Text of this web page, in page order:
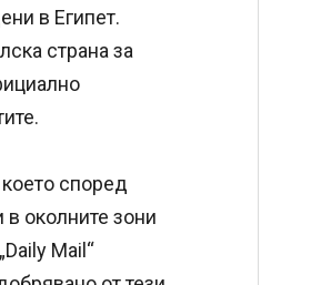
в Египет.
страна за
според
в околните зони
Mail“